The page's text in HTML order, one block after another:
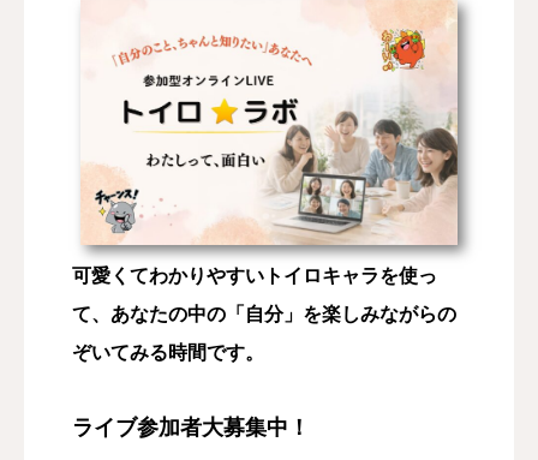
可愛くてわかりやすいトイロキャラを使っ
て、あなたの中の「自分」を楽しみながらの
ぞいてみる時間です。
ライブ参加者大募集中！